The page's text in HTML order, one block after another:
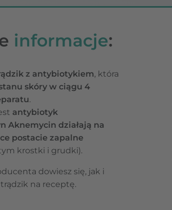
informacje:
z antybiotykiem, która
skóry w ciągu 4
.
antybiotyk
Aknemycin działają na
postacie zapalne
krostki i grudki).
dowiesz się, jak i
na receptę.